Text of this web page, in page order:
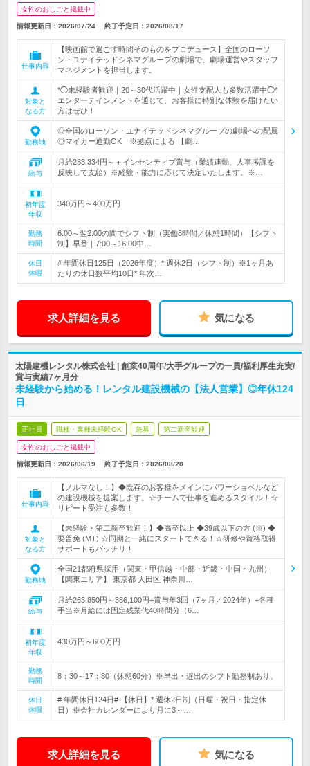
女性のおしごと掲載中
情報更新日：2026/07/24 終了予定日： 2026/08/17
仕事内容
【映画館で過ごす時間そのものをプロデュース】全国のローソ
ン・ユナイテッドシネマグループの劇場で、劇場運営やスタッフ
マネジメントを担当します。
対象と
なる方
*◯未経験者歓迎｜20～30代活躍中｜女性支配人も多数活躍中◯*
エンターテインメントを通じて、お客様に特別な体験を届けたい
方はぜひ！
勤務地
◎全国のローソン・ユナイテッドシネマグループの劇場への配属
◎マイカー通勤OK ※拠点による 【劇…
給与
月給283,334円～＋インセンティブ賞与（業績連動、人事考課を
反映して支給）※経験・能力に応じて決定いたします。※…
初年度
年収
340万円～400万円
勤務
時間
6:00～翌2:00の間でシフト制（実働8時間／休憩1時間）【シフト
制】早番｜7:00～16:00中…
休日
休暇
# 年間休日125日（2026年度）* 週休2日（シフト制）※1ヶ月あ
たりの休日数平均10日* 年次…
求人詳細を見る 気になる
太陽建機レンタル株式会社 | 創業40周年/大手グループの一員/福利厚生充実/
賞与実績7ヶ月分
未経験から始める！レンタル建設機械の【法人営業】◎年休124
日
正社員 職種・業種未経験OK 急募 第二新卒歓迎
女性のおしごと掲載中
情報更新日：2026/06/19 終了予定日： 2026/08/20
仕事内容
【ノルマなし！】◆既存のお客様をメインにパワーショベルなど
の建設機械を提案します。☆チームで仕事を進めるスタイル！☆
リピート受注も多数！
対象と
なる方
【未経験・第二新卒歓迎！】◆高卒以上 ◆39歳以下の方 (※) ◆
要普免 (MT) ☆同期と一緒にスタートできる！☆研修や資格取得
サポートもバッチリ！
勤務地
全国21都府県採用（関東・甲信越・中部・近畿・中国・九州）
【関東エリア】 東京都 大田区 神奈川…
給与
月給263,850円～386,100円+賞与年3回（7ヶ月／2024年）+各種
手当※月給には固定残業代40時間分（6…
初年度
年収
430万円～600万円
勤務
時間
8：30～17：30（休憩60分）※早出・遅出のシフト勤務制あり。
休日
休暇
# 年間休日124日# 【休日】* 週休2日制（日曜・祝日・指定休
日）※会社カレンダーにより月に3～…
求人詳細を見る 気になる